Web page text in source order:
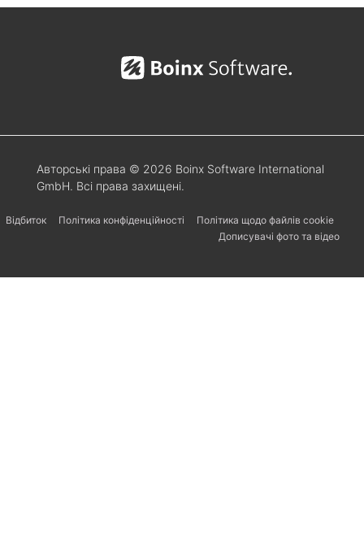
Авторські права © 2026 Boinx Software International
GmbH. Всі права захищені.
Відбиток Політика конфіденційності
Політика щодо файлів cookie
Дописувачі фото та відео